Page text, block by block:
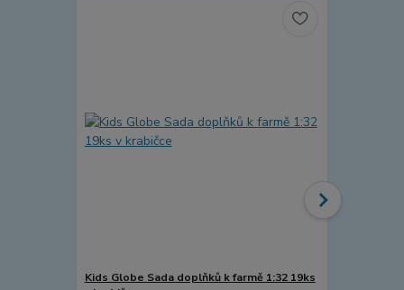
Kids Globe Sada doplňků k farmě 1:32 19ks